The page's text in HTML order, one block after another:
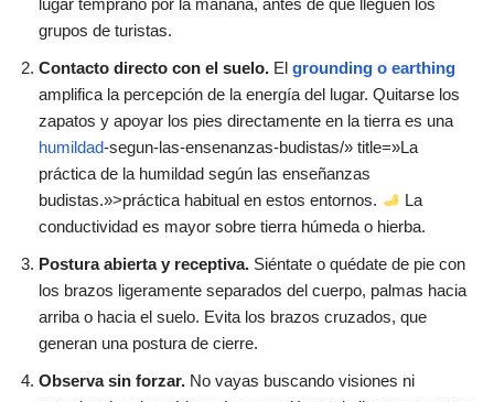
grupos de turistas.
Contacto directo con el suelo. El grounding o earthing
amplifica la percepción de la energía del lugar. Quitarse los
zapatos y apoyar los pies directamente en la tierra es una
humildad-segun-las-ensenanzas-budistas/» title=»La
práctica de la humildad según las enseñanzas
budistas.»>práctica habitual en estos entornos.
La
conductividad es mayor sobre tierra húmeda o hierba.
Postura abierta y receptiva. Siéntate o quédate de pie con
los brazos ligeramente separados del cuerpo, palmas hacia
arriba o hacia el suelo. Evita los brazos cruzados, que
generan una postura de cierre.
Observa sin forzar. No vayas buscando visiones ni